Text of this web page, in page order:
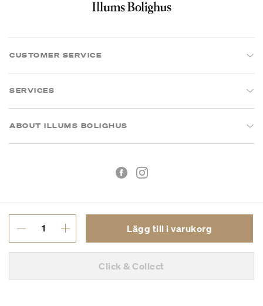
Lägg till i varukorg
Click & Collect
CUSTOMER SERVICE
SERVICES
ABOUT ILLUMS BOLIGHUS
Org.nr: 55681353-8701